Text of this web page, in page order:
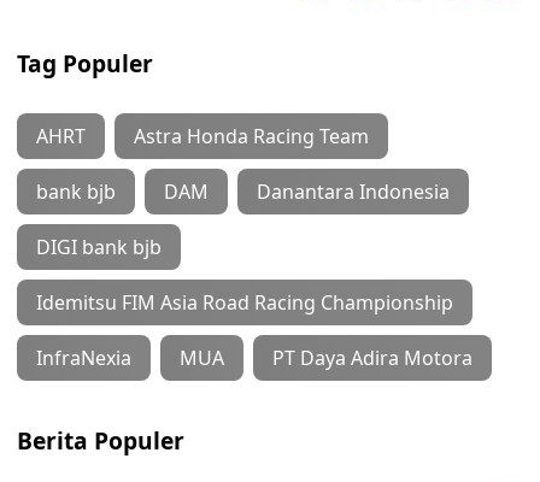
Tag Populer
AHRT Astra Honda Racing Team
bank bjb DAM Danantara Indonesia
DIGI bank bjb
Idemitsu FIM Asia Road Racing Championship
InfraNexia MUA PT Daya Adira Motora
Berita Populer